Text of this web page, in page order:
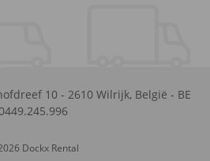
10 - 2610 Wilrijk, België - BE
Dockx Rental